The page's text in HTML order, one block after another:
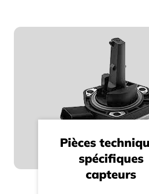
Pièces
spécifiques
capteurs